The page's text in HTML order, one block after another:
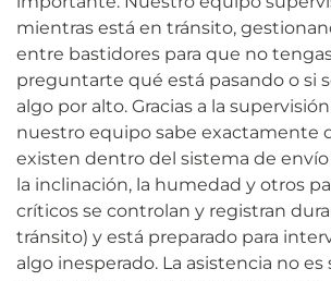
mientras está en tránsito,
entre bastidores para que no
preguntarte qué está pasando o si
algo por alto. Gracias a la
nuestro equipo sabe exactamente
existen dentro del sistema de
la inclinación, la humedad y otros
críticos se controlan y registran
tránsito) y está preparado para
algo inesperado. La asistencia no